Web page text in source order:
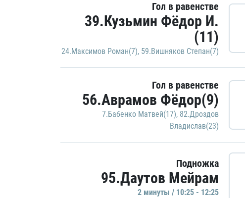
Гол в равенстве
39.Кузьмин Фёдор И.
(11)
24.Максимов Роман(7), 59.Вишняков Степан(7)
Гол в равенстве
56.Аврамов Фёдор(9)
7.Бабенко Матвей(17), 82.Дроздов
Владислав(23)
Подножка
95.Даутов Мейрам
2 минуты / 10:25 - 12:25